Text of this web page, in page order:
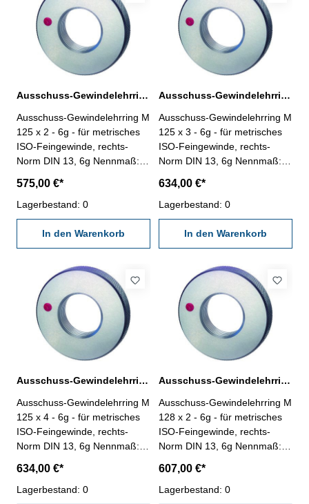
Ausschuss-Gewindelehrring M 125 x 2 - 6g DIN 13
Ausschuss-Gewindelehrring M
125 x 2 - 6g - für metrisches
ISO-Feingewinde, rechts-
Norm DIN 13, 6g Nennmaß: M
575,00 €*
Lagerbestand: 0
In den Warenkorb
Ausschuss-Gewindelehrring M 125 x 3 - 6g DIN 13
Ausschuss-Gewindelehrring M
125 x 3 - 6g - für metrisches
ISO-Feingewinde, rechts-
Norm DIN 13, 6g Nennmaß: M
634,00 €*
Lagerbestand: 0
In den Warenkorb
Ausschuss-Gewindelehrring M 125 x 4 - 6g DIN 13
Ausschuss-Gewindelehrring M
125 x 4 - 6g - für metrisches
ISO-Feingewinde, rechts-
Norm DIN 13, 6g Nennmaß: M
634,00 €*
Lagerbestand: 0
Ausschuss-Gewindelehrring M 128 x 2 - 6g DIN 13
Ausschuss-Gewindelehrring M
128 x 2 - 6g - für metrisches
ISO-Feingewinde, rechts-
Norm DIN 13, 6g Nennmaß: M
607,00 €*
Lagerbestand: 0